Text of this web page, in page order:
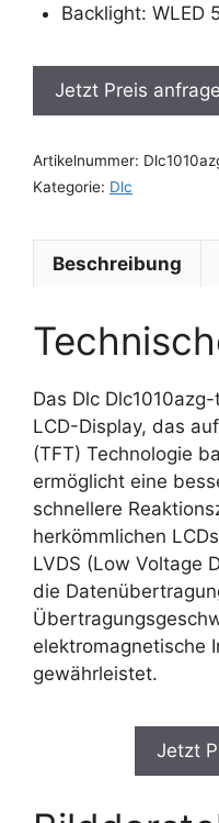
Backlight: WLED
Jetzt Preis
Artikelnummer:
Kategorie: Dlc
Beschreibung
Das Dlc
LCD-Display, das
(TFT) Technologie
ermöglicht eine
schnellere
herkömmlichen
LVDS (Low Voltage
die
elektromagnetische
gewährleistet.
Jetzt